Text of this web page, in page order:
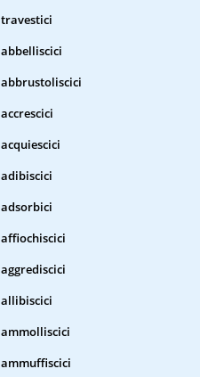
travestici
abbelliscici
abbrustoliscici
accrescici
acquiescici
adibiscici
adsorbici
affiochiscici
aggrediscici
allibiscici
ammolliscici
ammuffiscici